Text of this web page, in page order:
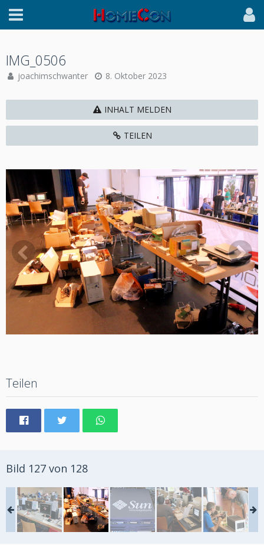
IMG_0506
joachimschwanter 8. Oktober 2023
INHALT MELDEN
TEILEN
Teilen
Bild 127 von 128